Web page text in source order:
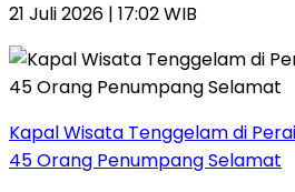
21 Juli 2026 | 17:02 WIB
Kapal Wisata Tenggelam di
45 Orang Penumpang Selamat